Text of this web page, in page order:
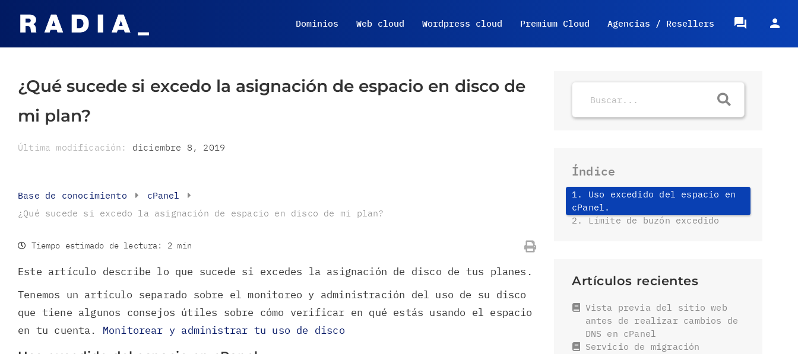
Dominios Web cloud Wordpress cloud Premium Cloud Agencias / Resellers
¿Qué sucede si excedo la asignación de espacio en disco de
mi plan?
Última modificación: diciembre 8, 2019
Base de conocimiento
cPanel
¿Qué sucede si excedo la asignación de espacio en disco de mi plan?
Tiempo estimado de lectura: 2 min
Este artículo describe lo que sucede si excedes la asignación de disco de tus planes.
Tenemos un artículo separado sobre el monitoreo y administración del uso de su disco
que tiene algunos consejos útiles sobre cómo verificar en qué estás usando el espacio
en tu cuenta. Monitorear y administrar tu uso de disco
Índice
1. Uso excedido del espacio en
cPanel.
2. Límite de buzón excedido
Artículos recientes
Vista previa del sitio web
antes de realizar cambios de
DNS en cPanel
Servicio de migración